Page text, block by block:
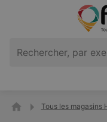
Tous les magasins